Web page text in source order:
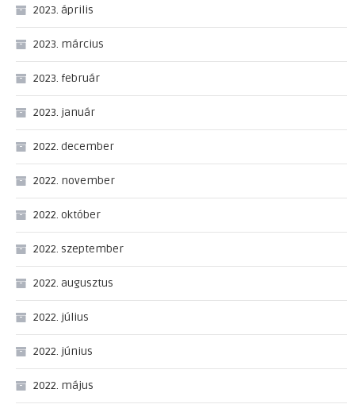
2023. április
2023. március
2023. február
2023. január
2022. december
2022. november
2022. október
2022. szeptember
2022. augusztus
2022. július
2022. június
2022. május